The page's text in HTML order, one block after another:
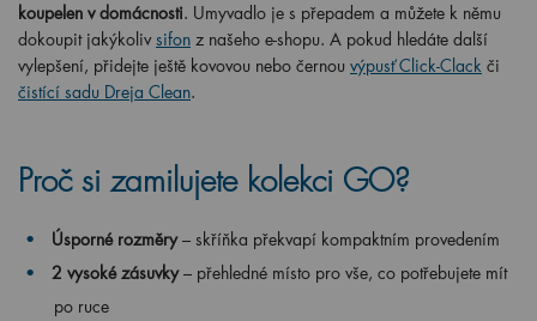
koupelen v domácnosti. Umyvadlo je s přepadem a můžete k němu
dokoupit jakýkolivsifon z našeho e-shopu. A pokud hledáte další
vylepšení, přidejte ještě kovovou nebo černou výpusť Click-Clack či
čistící sadu Dreja Clean.
Proč si zamilujete kolekci GO?
Úsporné rozměry– skříňka překvapí kompaktním provedením
2 vysoké zásuvky– přehledné místo pro vše, co potřebujete mít
po ruce